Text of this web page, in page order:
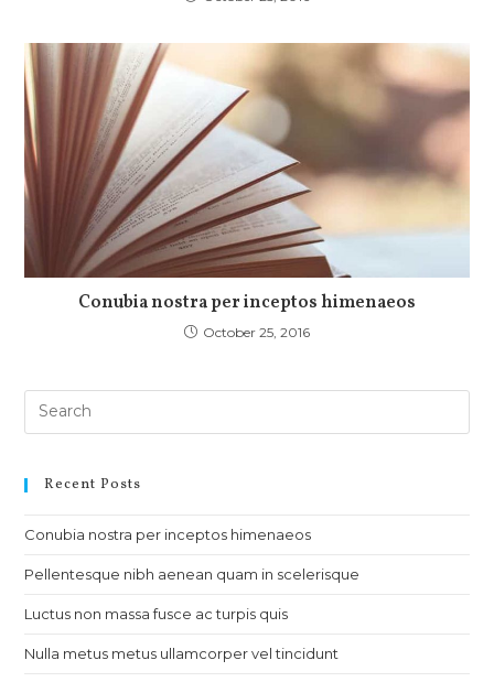
Conubia nostra per inceptos himenaeos
October 25, 2016
Recent Posts
Conubia nostra per inceptos himenaeos
Pellentesque nibh aenean quam in scelerisque
Luctus non massa fusce ac turpis quis
Nulla metus metus ullamcorper vel tincidunt